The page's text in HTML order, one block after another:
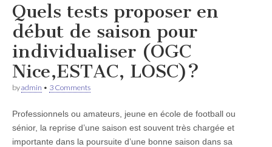
Quels tests proposer en
début de saison pour
individualiser (OGC
Nice,ESTAC, LOSC)?
byadmin • 3 Comments
Professionnels ou amateurs, jeune en école de football ou
sénior, la reprise d’une saison est souvent très chargée et
importante dans la poursuite d’une bonne saison dans sa